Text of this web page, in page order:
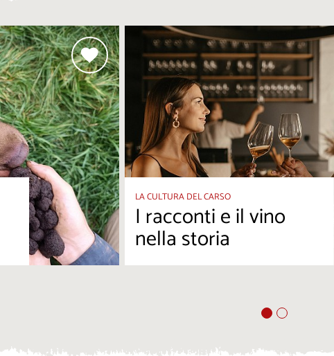
LA CULTURA DEL CARSO
I racconti e il vino
nella storia